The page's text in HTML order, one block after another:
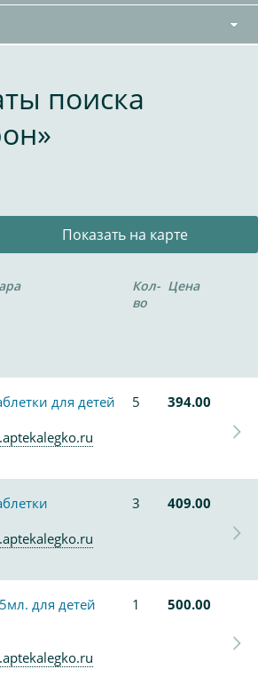
поиска
Показать на карте
Кол-
во
Цена
для детей 5
394.00
3
409.00
для детей
1 500.00